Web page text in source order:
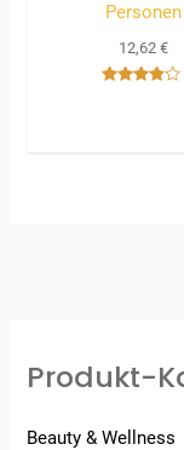
Personen
12,62 €
Produkt-
Beauty & Wellness